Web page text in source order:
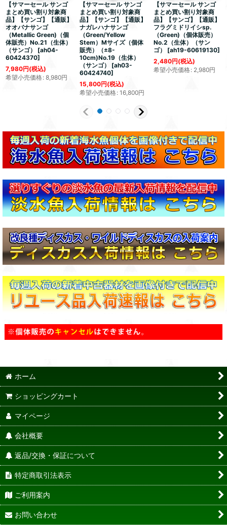
【サマーセール サンゴ
まとめ買い割り対象商
品】【サンゴ】【通販】
オオバナサンゴ
（Metallic Green)（個
体販売）No.21（生体）
（サンゴ）
[ah04-
60424370]
7,980円(税込)
希望小売価格: 8,980円
【サマーセール サンゴ
まとめ買い割り対象商
品】【サンゴ】【通販】
ナガレハナサンゴ
（Green/Yellow
Stem）Mサイズ（個体
販売）（±8-
10cm)No.19（生体）
（サンゴ）
[ah03-
60424740]
15,800円(税込)
希望小売価格: 16,800円
【サマーセール サンゴ
まとめ買い割り対象商
品】【サンゴ】【通販】
フラグミドリイシsp.
（Green)（個体販売）
No.2（生体）（サン
ゴ）
[ah19-60619130]
2,480円(税込)
希望小売価格: 2,980円
ホーム
ショッピングカート
マイページ
会社概要
返品/交換・保証について
特定商取引法表示
ご利用案内
お問い合わせ